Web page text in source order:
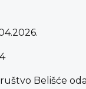
Belišće